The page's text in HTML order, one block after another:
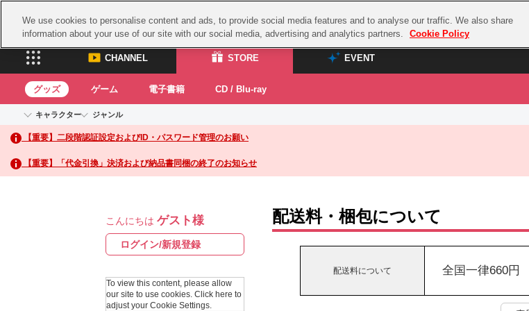
CHANNEL STORE EVENT
CHANNEL
ASOBI CHANNEL TOP
STORE
ASOBI STORE TOP
グッズ
EVENT
ASOBI STAGE
グッズ ゲーム 電子書籍 CD / Blu-ray
キャラクター
アイドルマスターシリーズ
アイドルマスター
アイドルマスター シンデレラガールズ
アイドルマスター シャイニーカラーズ
学園アイドルマスター
プロジェクトアイマス ヴイアライヴ
テイルズ オブ シリーズ
ナムコクラシック
スサノオマジック
ガンダムシリーズ
ラブライブ！サンシャイ
アイドリッシュセブ
ジャンル
イベントグッズ
トイ・ホビー
【重要】二段階認証設定およびID・パスワード管理のお願い
【重要】「代金引換」決済および納品書同梱の終了のお知らせ
こんにちは ゲスト様
ログイン/新規登録
To view this content, please allow
our site to use cookies. Click here to
adjust your Cookie Settings.
配送料・梱包について
配送料について 全国一律660円
We use cookies to personalise content and ads, to provide social media features and to analyse our traffic. We also share
information about your use of our site with our social media, advertising and analytics partners.
Cookie Policy